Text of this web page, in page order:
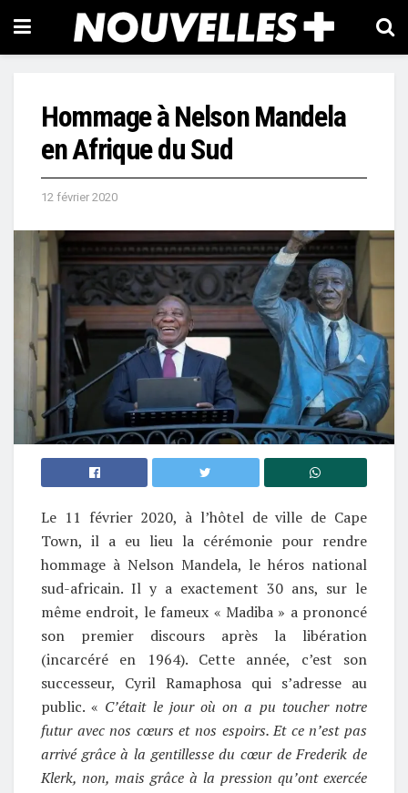
Hommage à Nelson Mandela
en Afrique du Sud
12 février 2020
Le 11 février 2020, à l’hôtel de ville de Cape
Town, il a eu lieu la cérémonie pour rendre
hommage à Nelson Mandela, le héros national
sud-africain. Il y a exactement 30 ans, sur le
même endroit, le fameux « Madiba » a prononcé
son premier discours après la libération
(incarcéré en 1964). Cette année, c’est son
successeur, Cyril Ramaphosa qui s’adresse au
public. « C’était le jour où on a pu toucher notre
futur avec nos cœurs et nos espoirs. Et ce n’est pas
arrivé grâce à la gentillesse du cœur de Frederik de
Klerk, non, mais grâce à la pression qu’ont exercée